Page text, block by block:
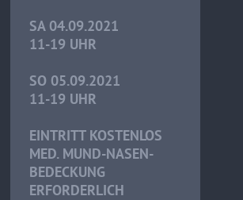
SA 04.09.2021
11-19 UHR
SO 05.09.2021
11-19 UHR
EINTRITT KOSTENLOS
MED. MUND-NASEN-
BEDECKUNG
ERFORDERLICH